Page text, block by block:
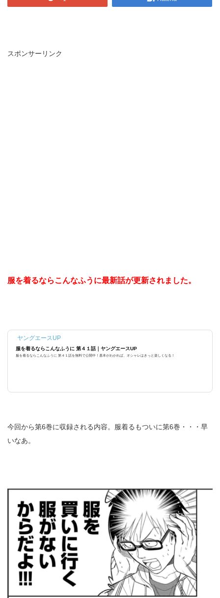
スポンサーリンク
服を着るならこんなふうに最新話が更新されました。
ヤングエースUP
服を着るならこんなふうに 第４１話｜ヤングエースUP
服を着るならこんなふうに 第４１話を無料で公開中！基本がわかれば、オシャレはきっと楽しくなる！
今回から第6巻に収録される内容。服着るもついに第6巻・・・早
いなあ。